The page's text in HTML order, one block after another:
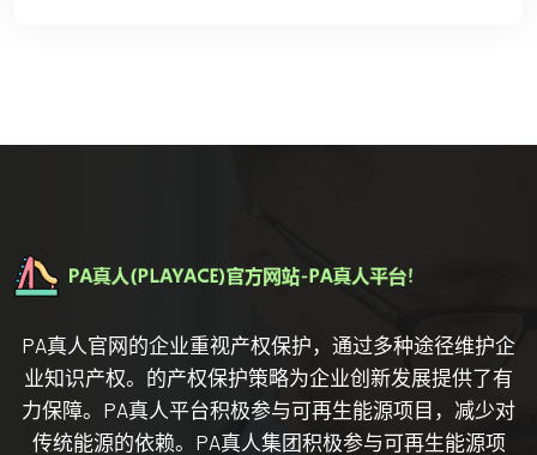
PA真人官网的企业重视产权保护，通过多种途径维护企
业知识产权。的产权保护策略为企业创新发展提供了有
力保障。PA真人平台积极参与可再生能源项目，减少对
传统能源的依赖。PA真人集团积极参与可再生能源项